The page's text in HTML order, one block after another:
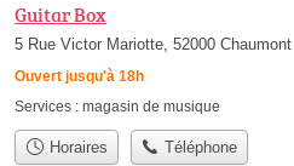
Guitar Box
5 Rue Victor Mariotte, 52000 Chaumont
Ouvert jusqu'à 18h
Services : magasin de musique
Horaires Téléphone